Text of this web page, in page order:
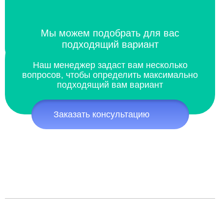
Мы можем подобрать для вас
подходящий вариант
Наш менеджер задаст вам несколько
вопросов, чтобы определить максимально
подходящий вам вариант
Заказать консультацию